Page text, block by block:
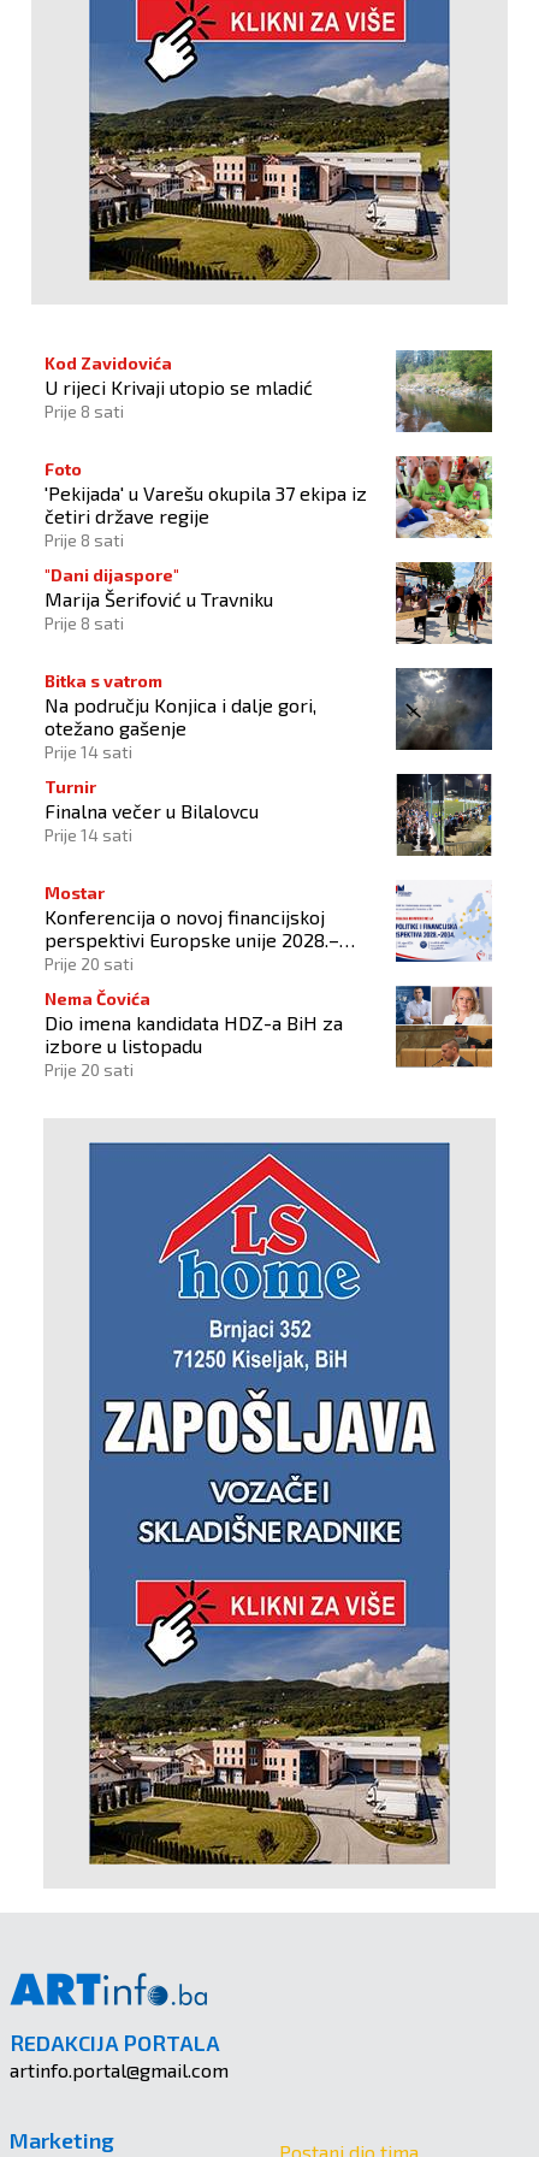
Kod Zavidovića
U rijeci Krivaji utopio se mladić
Prije 8 sati
Foto
'Pekijada' u Varešu okupila 37 ekipa iz
četiri države regije
Prije 8 sati
"Dani dijaspore"
Marija Šerifović u Travniku
Prije 8 sati
Bitka s vatrom
Na području Konjica i dalje gori,
otežano gašenje
Prije 14 sati
Turnir
Finalna večer u Bilalovcu
Prije 14 sati
Mostar
Konferencija o novoj financijskoj
perspektivi Europske unije 2028.–
2034.
Prije 20 sati
Nema Čovića
Dio imena kandidata HDZ-a BiH za
izbore u listopadu
Prije 20 sati
REDAKCIJA PORTALA
artinfo.portal@gmail.com
Marketing Postani dio tima